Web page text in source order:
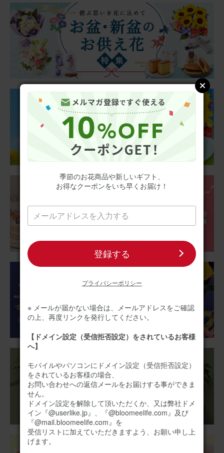
2026/01/04
aipon211 40代
用途：
自宅用
期待通りでした
クリスマスからお正月にかけて長く楽しみたいと思い赤い
お花の鉢植えにしましたが、期待通りどちらのイベントに
も合い、1月4日現在も綺麗に咲いています。お花があるだ
けで華やかな雰囲気になるので毎年購入したいです。
アレンジメント(赤) Sサイズ
ブルーミーユーザーさん
自宅用
カラフルでパッとお部屋が明るくなり 、自然な香りもして
気分上がります
アレンジメント(カラフル) Sサイズ
2025/12/17
用途：
自宅用
可愛らしいサイズです
愛犬のお供えに購入しましたが、可愛らしくサイズも仏壇
アレンジメント(黄)XSサイズ
2025/10/31
ブルーミーユーザーさん 50代
用途：
誕生日
季節のお花商品や新しいギフト、
お得なクーポンをいち早くお届け！
登録する
プライバシーポリシー
※ メールが届かない場合は、メールアドレスをご確認
の上、再度リンクを発行してください。
【ドメイン設定（受信拒否設定）をされているお客様
へ】
モバイルやパソコンにドメイン設定（受信拒否設定）
をされているお客様の場合、
お問い合わせへの返信メールをお届けする事ができま
せん。
ドメイン設定を解除して頂いただくか、又は弊社ドメ
イン『@userlike.jp』、『@bloomeelife.com』及び
『@mail.bloomeelife.com』を
受信リストに加えていただきますよう、お願い申し上
げます。